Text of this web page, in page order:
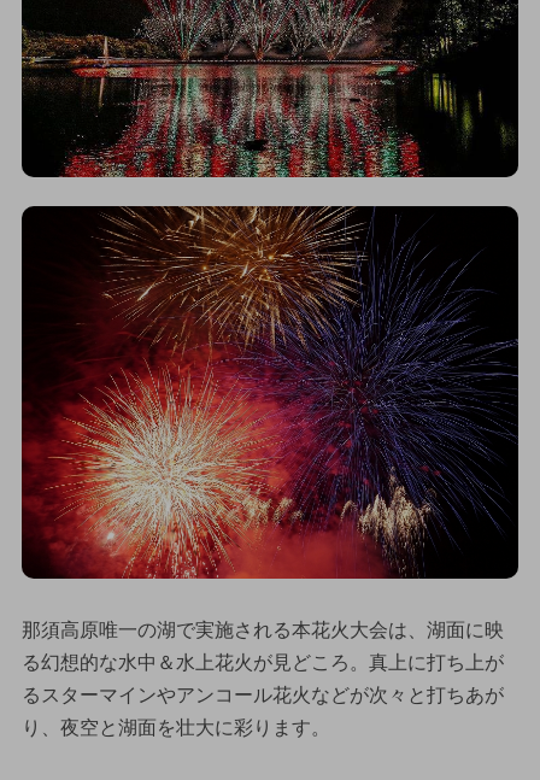
那須高原唯一の湖で実施される本花火大会は、湖面に映
る幻想的な水中＆水上花火が見どころ。真上に打ち上が
るスターマインやアンコール花火などが次々と打ちあが
り、夜空と湖面を壮大に彩ります。